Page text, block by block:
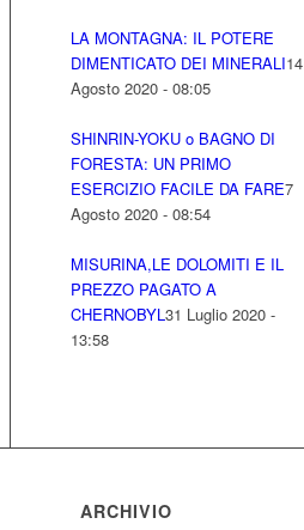
LA MONTAGNA: IL POTERE
DIMENTICATO DEI MINERALI14
Agosto 2020 - 08:05
SHINRIN-YOKU o BAGNO DI
FORESTA: UN PRIMO
ESERCIZIO FACILE DA FARE7
Agosto 2020 - 08:54
MISURINA,LE DOLOMITI E IL
PREZZO PAGATO A
CHERNOBYL31 Luglio 2020 -
13:58
ARCHIVIO